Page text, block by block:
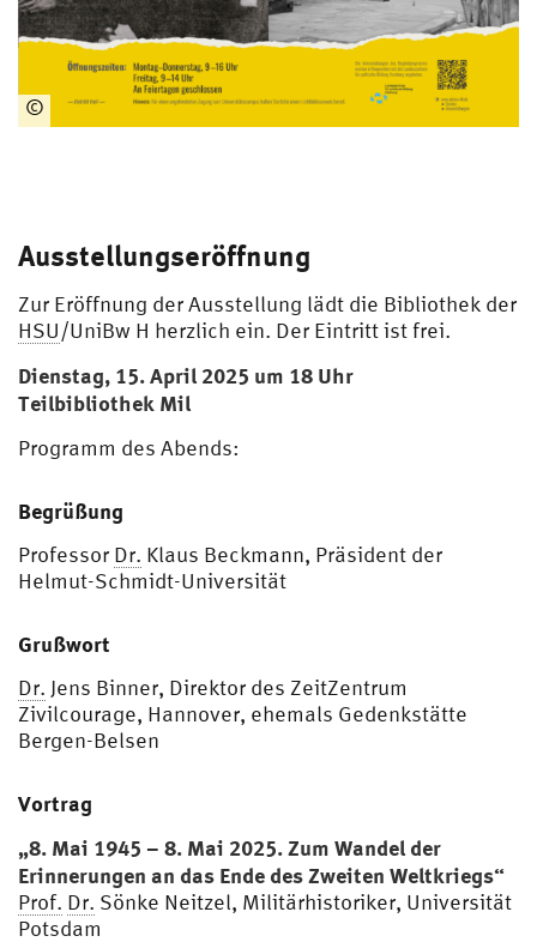
©
Fot
u.r.
) ·
St
AH
H
(u.l
Ausstellungseröffnung
Zur Eröffnung der Ausstellung lädt die Bibliothek der
HSU/UniBw H herzlich ein. Der Eintritt ist frei.
Dienstag, 15. April 2025 um 18 Uhr
Teilbibliothek Mil
Programm des Abends:
Begrüßung
Professor Dr. Klaus Beckmann, Präsident der
Helmut-Schmidt-Universität
Grußwort
Dr. Jens Binner, Direktor des ZeitZentrum
Zivilcourage, Hannover, ehemals Gedenkstätte
Bergen-Belsen
Vortrag
„8. Mai 1945 – 8. Mai 2025. Zum Wandel der
Erinnerungen an das Ende des Zweiten Weltkriegs“
Prof. Dr. Sönke Neitzel, Militärhistoriker, Universität
Potsdam